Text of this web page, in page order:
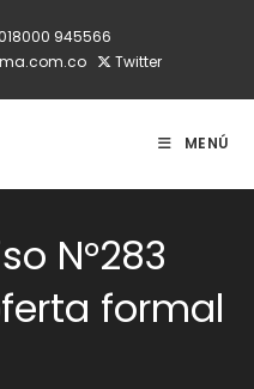
945566
Twitter
MENÚ
N°283
formal